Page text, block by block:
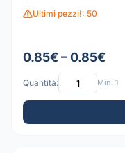
Ultimi pezzi!: 50
0.85€ – 0.85€
Quantità: Min: 1